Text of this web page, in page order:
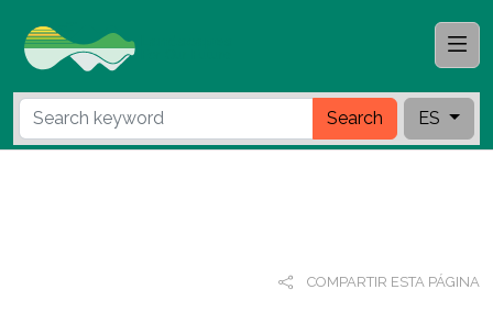
Search ES
COMPARTIR ESTA PÁGINA